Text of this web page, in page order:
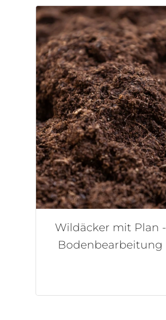
Wildäcker mit Plan -
Bodenbearbeitung